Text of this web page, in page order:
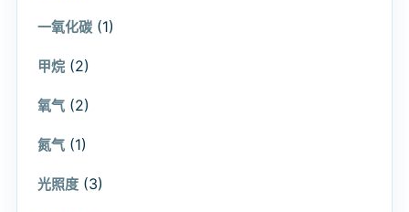
一氧化碳 (1)
甲烷 (2)
氧气 (2)
氮气 (1)
光照度 (3)